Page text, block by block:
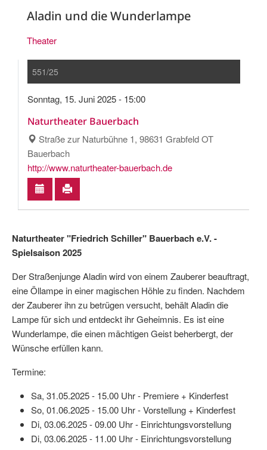
Aladin und die Wunderlampe
Theater
551/25
Sonntag, 15. Juni 2025 - 15:00
Naturtheater Bauerbach
Straße zur Naturbühne 1, 98631 Grabfeld OT
Bauerbach
http://www.naturtheater-bauerbach.de
Naturtheater "Friedrich Schiller" Bauerbach e.V. -
Spielsaison 2025
Der Straßenjunge Aladin wird von einem Zauberer beauftragt,
eine Öllampe in einer magischen Höhle zu finden. Nachdem
der Zauberer ihn zu betrügen versucht, behält Aladin die
Lampe für sich und entdeckt ihr Geheimnis. Es ist eine
Wunderlampe, die einen mächtigen Geist beherbergt, der
Wünsche erfüllen kann.
Termine:
Sa, 31.05.2025 - 15.00 Uhr - Premiere + Kinderfest
So, 01.06.2025 - 15.00 Uhr - Vorstellung + Kinderfest
Di, 03.06.2025 - 09.00 Uhr - Einrichtungsvorstellung
Di, 03.06.2025 - 11.00 Uhr - Einrichtungsvorstellung